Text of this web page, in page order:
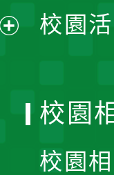
單
校園
校園
校園